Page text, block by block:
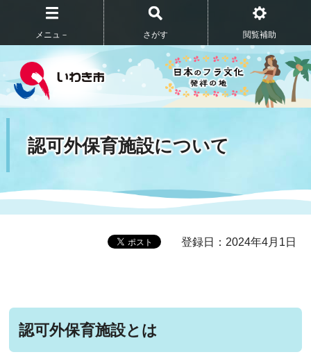
メニュ－ さがす 閲覧補助
認可外保育施設について
登録日：2024年4月1日
認可外保育施設とは